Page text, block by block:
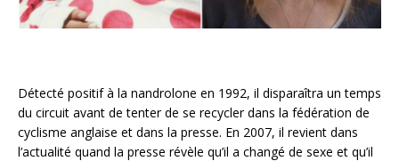
Détecté positif à la nandrolone en 1992, il disparaîtra un temps
du circuit avant de tenter de se recycler dans la fédération de
cyclisme anglaise et dans la presse. En 2007, il revient dans
l’actualité quand la presse révèle qu’il a changé de sexe et qu’il